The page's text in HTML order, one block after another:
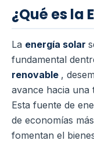
¿Qué es la
La energía solar
fundamental
renovable ,
avance hacia una
Esta fuente de
de economías
fomentan el